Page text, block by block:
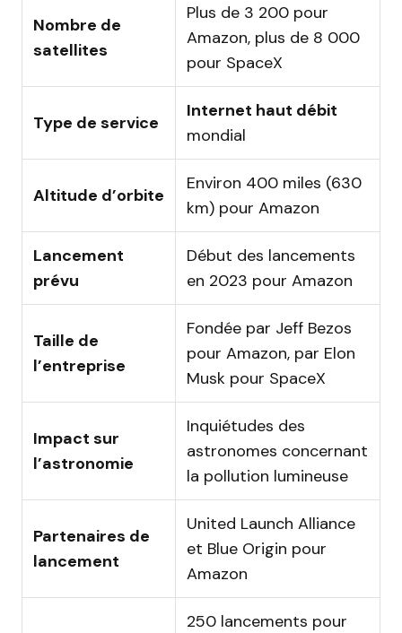
Nombre de
satellites
Plus de 3 200 pour
Amazon, plus de 8 000
pour SpaceX
Type de service
Internet haut débit
mondial
Altitude d’orbite
Environ 400 miles (630
km) pour Amazon
Lancement
prévu
Début des lancements
en 2023 pour Amazon
Taille de
l’entreprise
Fondée par Jeff Bezos
pour Amazon, par Elon
Musk pour SpaceX
Impact sur
l’astronomie
Inquiétudes des
astronomes concernant
la pollution lumineuse
Partenaires de
lancement
United Launch Alliance
et Blue Origin pour
Amazon
250 lancements pour